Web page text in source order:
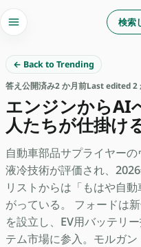
検索
← Back to Trending
答え 公開済み2 か月前Last edited 2
エンジンからAI
人たちが仕掛け
自動車部品サプライヤー
液冷技術が評価され、
リストからは「もはや自
がっている。 フォードは
を設立し、EV用バッテリ
テム市場に参入。モルガ